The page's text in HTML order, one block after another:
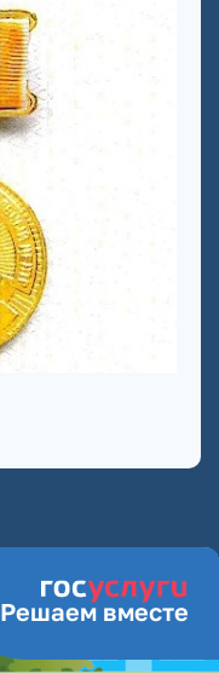
Решаем вместе